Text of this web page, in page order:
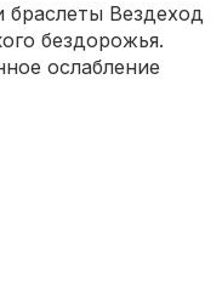
браслеты Вездеход
бездорожья.
ослабление